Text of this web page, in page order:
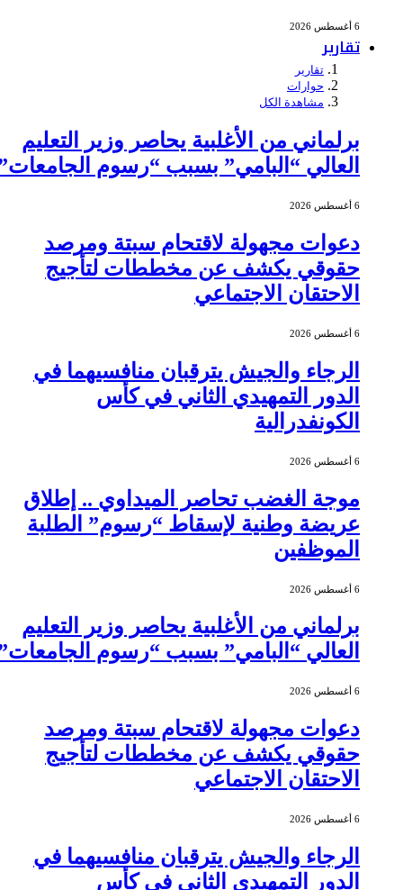
تقارير
تقارير
حوارات
مشاهدة الكل
برلماني من الأغلبية يحاصر وزير التعليم
العالي “البامي” بسبب “رسوم الجامعات”
دعوات مجهولة لاقتحام سبتة ومرصد
حقوقي يكشف عن مخططات لتأجيج
الاحتقان الاجتماعي
الرجاء والجيش يترقبان منافسيهما في
الدور التمهيدي الثاني في كأس
الكونفدرالية
موجة الغضب تحاصر الميداوي .. إطلاق
عريضة وطنية لإسقاط “رسوم” الطلبة
الموظفين
برلماني من الأغلبية يحاصر وزير التعليم
العالي “البامي” بسبب “رسوم الجامعات”
دعوات مجهولة لاقتحام سبتة ومرصد
حقوقي يكشف عن مخططات لتأجيج
الاحتقان الاجتماعي
الرجاء والجيش يترقبان منافسيهما في
الدور التمهيدي الثاني في كأس